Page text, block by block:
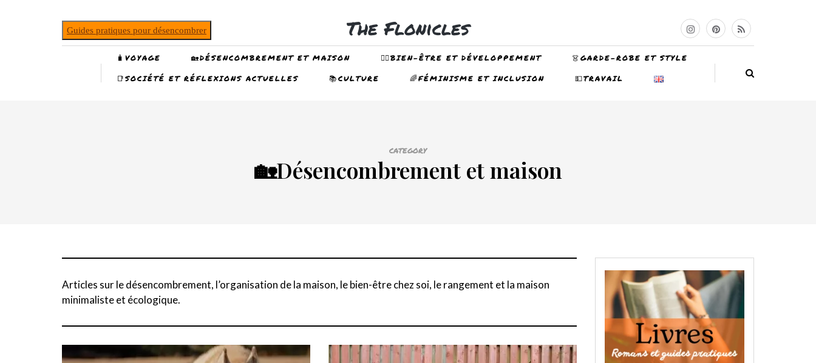
Guides pratiques pour désencombrer The Flonicles
🧳VOYAGE 🏡DÉSENCOMBREMENT ET MAISON 🤸‍♀️BIEN-ÊTRE ET DÉVELOPPEMENT
👗GARDE-ROBE ET STYLE
📑SOCIÉTÉ ET RÉFLEXIONS ACTUELLES
📚CULTURE 🌈FÉMINISME ET INCLUSION 💵TRAVAIL
CATEGORY
🏡Désencombrement et maison
Articles sur le désencombrement, l’organisation de la maison, le bien-être chez soi, le rangement et la maison
minimaliste et écologique.